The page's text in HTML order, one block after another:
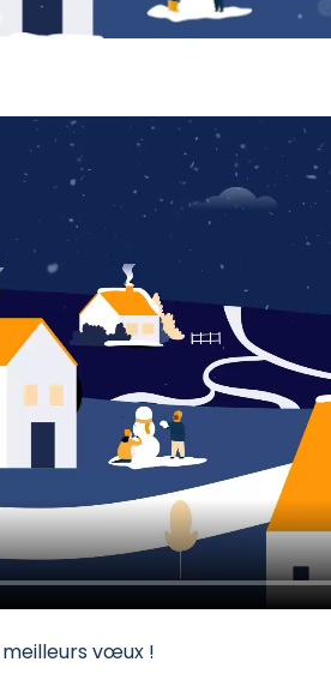
meilleurs vœux !